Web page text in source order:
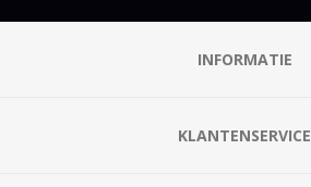
INFORMATIE
KLANTENSERVICE